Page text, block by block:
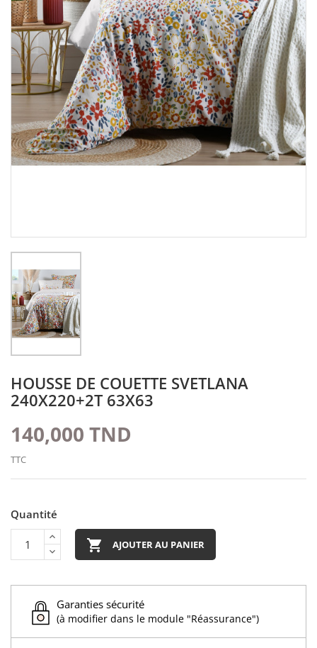
HOUSSE DE COUETTE SVETLANA
240X220+2T 63X63
140,000 TND
TTC
Quantité
 AJOUTER AU PANIER
Garanties sécurité
(à modifier dans le module "Réassurance")